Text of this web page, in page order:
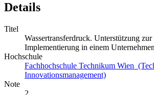
Details
Titel
Wassertransferdruck. Unterstützung
Implementierung in einem Unternehmen
Hochschule
Fachhochschule Technikum Wien
Innovationsmanagement)
Note